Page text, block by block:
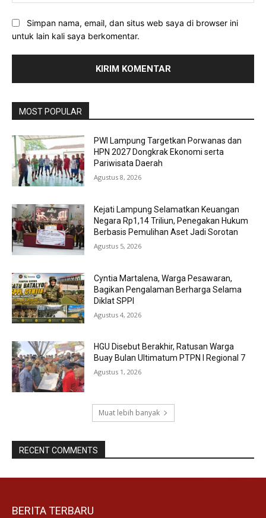
Simpan nama, email, dan situs web saya di browser ini
untuk lain kali saya berkomentar.
MOST POPULAR
PWI Lampung Targetkan Porwanas dan
HPN 2027 Dongkrak Ekonomi serta
Pariwisata Daerah
Agustus 8, 2026
Kejati Lampung Selamatkan Keuangan
Negara Rp1,14 Triliun, Penegakan Hukum
Berbasis Pemulihan Aset Jadi Sorotan
Agustus 5, 2026
Cyntia Martalena, Warga Pesawaran,
Bagikan Pengalaman Berharga Selama
Diklat SPPI
Agustus 4, 2026
HGU Disebut Berakhir, Ratusan Warga
Buay Bulan Ultimatum PTPN I Regional 7
Agustus 1, 2026
Muat lebih banyak
RECENT COMMENTS
BERITA TERBARU